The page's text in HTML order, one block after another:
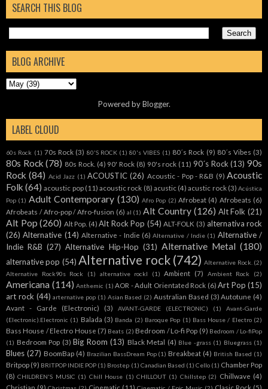
SEARCH THIS BLOG
BLOG ARCHIVE
Powered byBlogger.
LABEL CLOUD
60s Rock (1) 70s Rock (3) 80'S ROCK (1) 80's VIBES (1) 80´s Rock (9) 80´s Vibes (3)
80s Rock (78) 80s Rock. (4) 90' Rock (8) 90's rock (11) 90´s Rock (13) 90s
Rock (84) Acid Jazz (1) ACOUSTIC (26) Acoustic - Pop - R&B (9) Acoustic
Folk (64) acoustic pop (11) acoustic rock (8) acustic (4) acustic rock (3) Acústica
Pop (1) Adult Contemporary (130) Afro Pop (2) Afrobeat (4) Afrobeats (6)
Afrobeats / Afro-pop / Afro-fusion (6) al (1) Alt Country (126) Alt Folk (21)
Alt Pop (260) Alt Pop. (4) Alt Rock Pop (54) ALT-FOLK (3) alternativa rock
(26) Alternative (14) Alternative - Indie (6) Alternative / Indie (1) Alternative /
Indie R&B (27) Alternative Hip-Hop (31) Alternative Metal (180)
alternative pop (54) Alternative rock (742) Alternative Rock. (2)
Alternative Rock90s Rock
(1) alternative rockl (1) Ambient (7) Ambient Rock (2)
Americana (114) Anthemic (1) AOR - Adult Orientated Rock (6) Art Pop (15)
art rock (44) arternative pop (1) Asian Based (2) Australian Based (3) Autotune (4)
Avant - Garde (Electronic)
(3) AVANT-GARDE (ELECTRONIC) (1)
Avant-Garde
(Electronic).Electronic (1) Balada (3) Banda (2) Baroque Pop (1) Bass House / Electro (2)
Bass House / Electro House (7) Beats (2) Bedroom / Lo-fi Pop (9) Bedroom / Lo-fiPop
(1) Bedroom Pop (3) Big Room (13) Black Metal (4) Blue -grass (1) Bluegrass (1)
Blues (27) BoomBap (4) Brazilian BassDream Pop (1) Breakbeat (4) British Based (1)
Britpop (9) BRITPOP INDIE POP (1) Brostep (1) Canadian Based (1) Cello (1) Chamber Pop
(8) CHILDREN'S MUSIC (1) Chill House (1) CHILLOUT (1) Chillstep (2) Chillwave (4)
Christian (9) Cinematic (11) Clasic Rock (5)